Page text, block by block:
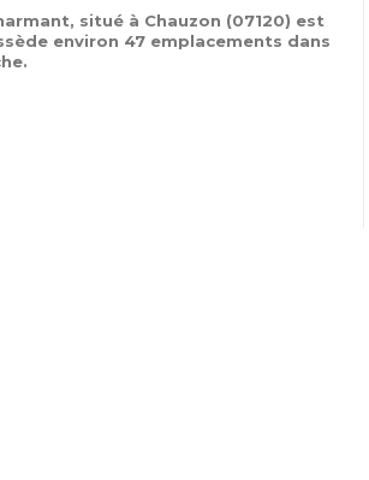
situé à Chauzon (07120) est
environ 47 emplacements dans